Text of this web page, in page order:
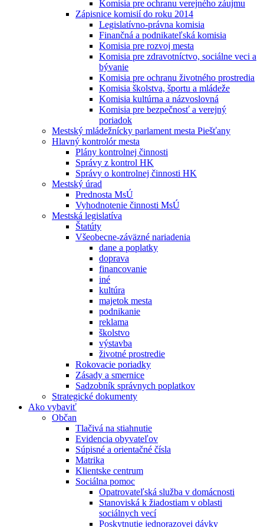
Komisia pre ochranu verejného záujmu
Zápisnice komisií do roku 2014
Legislatívno-právna komisia
Finančná a podnikateľská komisia
Komisia pre rozvoj mesta
Komisia pre zdravotníctvo, sociálne veci a
bývanie
Komisia pre ochranu životného prostredia
Komisia školstva, športu a mládeže
Komisia kultúrna a názvoslovná
Komisia pre bezpečnosť a verejný
poriadok
Mestský mládežnícky parlament mesta Piešťany
Hlavný kontrolór mesta
Plány kontrolnej činnosti
Správy z kontrol HK
Správy o kontrolnej činnosti HK
Mestský úrad
Prednosta MsÚ
Vyhodnotenie činnosti MsÚ
Mestská legislatíva
Štatúty
Všeobecne-záväzné nariadenia
dane a poplatky
doprava
financovanie
iné
kultúra
majetok mesta
podnikanie
reklama
školstvo
výstavba
životné prostredie
Rokovacie poriadky
Zásady a smernice
Sadzobník správnych poplatkov
Strategické dokumenty
Ako vybaviť
Občan
Tlačivá na stiahnutie
Evidencia obyvateľov
Súpisné a orientačné čísla
Matrika
Klientske centrum
Sociálna pomoc
Opatrovateľská služba v domácnosti
Stanoviská k žiadostiam v oblasti
sociálnych vecí
Poskytnutie jednorazovej dávky